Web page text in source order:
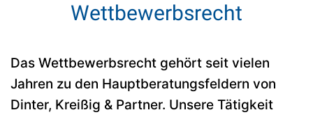
Wettbewerbsrecht
Das Wettbewerbsrecht gehört seit vielen
Jahren zu den Hauptberatungsfeldern von
Dinter, Kreißig & Partner. Unsere Tätigkeit